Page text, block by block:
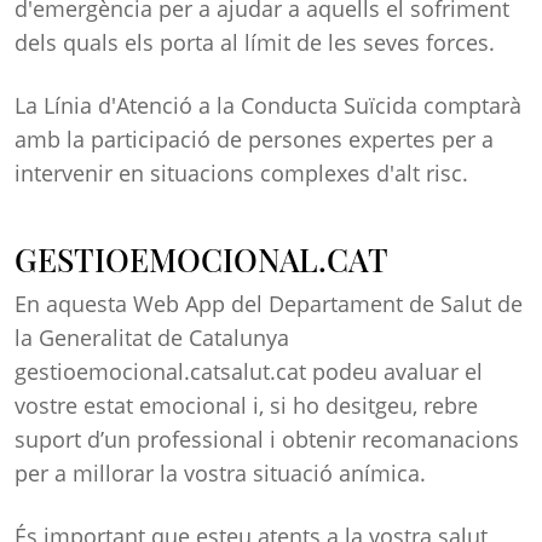
d'emergència per a ajudar a aquells el sofriment
dels quals els porta al límit de les seves forces.
La Línia d'Atenció a la Conducta Suïcida comptarà
amb la participació de persones expertes per a
intervenir en situacions complexes d'alt risc.
GESTIOEMOCIONAL.CAT
En aquesta Web App del Departament de Salut de
la Generalitat de Catalunya
gestioemocional.catsalut.cat podeu avaluar el
vostre estat emocional i, si ho desitgeu, rebre
suport d’un professional i obtenir recomanacions
per a millorar la vostra situació anímica.